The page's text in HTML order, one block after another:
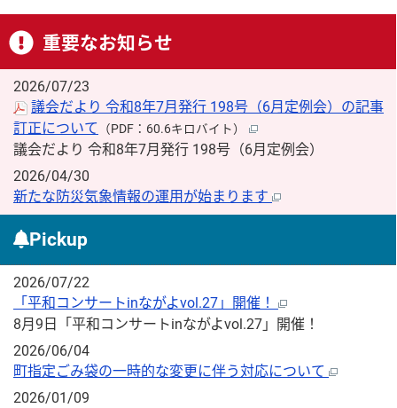
重要なお知らせ
2026/07/23
議会だより 令和8年7月発行 198号（6月定例会）の記事
訂正について （PDF：60.6キロバイト）
議会だより 令和8年7月発行 198号（6月定例会）
2026/04/30
新たな防災気象情報の運用が始まります
Pickup
2026/07/22
「平和コンサートinながよvol.27」開催！
8月9日「平和コンサートinながよvol.27」開催！
2026/06/04
町指定ごみ袋の一時的な変更に伴う対応について
2026/01/09